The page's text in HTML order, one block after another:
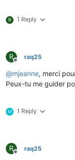
R 1 Reply
R
Offline
raq25
@mjeanne, merci
Peux-tu me guider
M 1 Reply
R
Offline
raq25